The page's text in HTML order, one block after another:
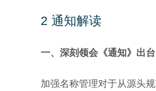
2 通知解读
一、深刻领会《通知》出
加强名称管理对于从源头